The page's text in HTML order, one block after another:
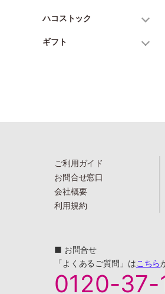
ハコストック
ギフト
ご利用ガイド
お問合せ窓口
会社概要
利用規約
■ お問合せ
「よくあるご質問」はこちら
0120-37-